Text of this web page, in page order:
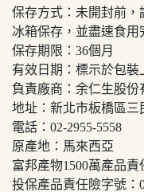
保存方式：未開封前
冰箱保存，並盡速食用
保存期限：36個月
有效日期：標示於包裝
負責廠商：余仁生股份
地址：新北市板橋區三
電話：02-2955-5558
原產地：馬來西亞
富邦產物1500萬產品責
投保產品責任險字號：